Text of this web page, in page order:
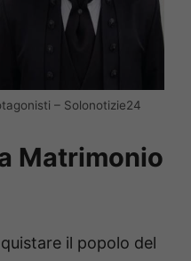
– Solonotizie24
Matrimonio
il popolo del